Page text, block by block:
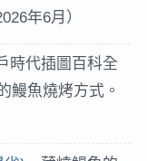
年6月）
時代插圖百科全
鰻魚燒烤方式。